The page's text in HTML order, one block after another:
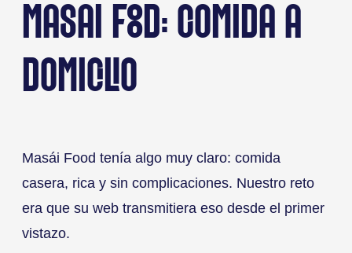
MASAI FOOD: COMIDA A
DOMICILIO
Masái Food tenía algo muy claro: comida
casera, rica y sin complicaciones. Nuestro reto
era que su web transmitiera eso desde el primer
vistazo.